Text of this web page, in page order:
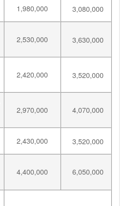
1,980,000 3,080,000
2,530,000 3,630,000
2,420,000 3,520,000
2,970,000 4,070,000
2,430,000 3,520,000
4,400,000 6,050,000